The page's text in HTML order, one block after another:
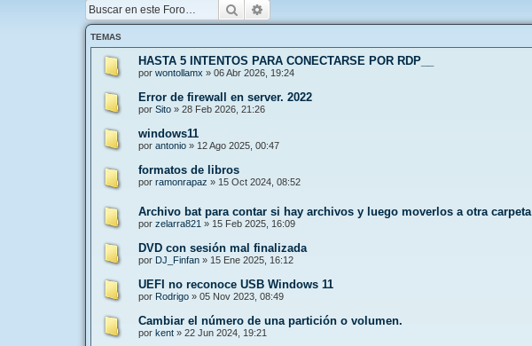
Buscar
TEMAS
HASTA 5 INTENTOS PARA CONECTARSE POR RDP__
por wontollamx » 06 Abr 2026, 19:24
Error de firewall en server. 2022
por Sito » 28 Feb 2026, 21:26
windows11
por antonio » 12 Ago 2025, 00:47
formatos de libros
por ramonrapaz » 15 Oct 2024, 08:52
Archivo bat para contar si hay archivos y luego moverlos a otra carpeta
por zelarra821 » 15 Feb 2025, 16:09
DVD con sesión mal finalizada
por DJ_Finfan » 15 Ene 2025, 16:12
UEFI no reconoce USB Windows 11
por Rodrigo » 05 Nov 2023, 08:49
Cambiar el número de una partición o volumen.
por kent » 22 Jun 2024, 19:21